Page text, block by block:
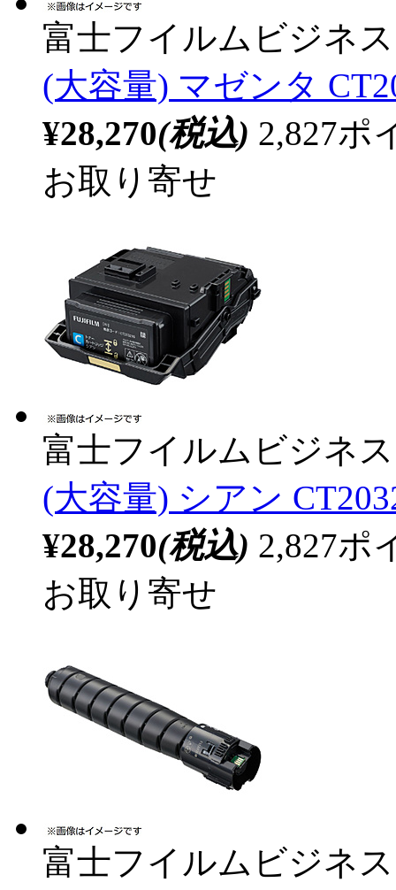
富士フイルムビジネ
(大容量) マゼンタ
¥28,270(税込) 2,827ポ
お取り寄せ
富士フイルムビジネ
(大容量) シアン
¥28,270(税込) 2,827ポ
お取り寄せ
富士フイルムビジネ